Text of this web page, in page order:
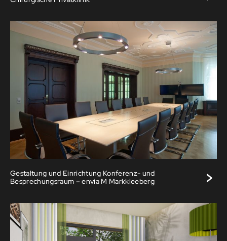
Gestaltung und Einrichtung Konferenz- und
Besprechungsraum – envia M Markkleeberg
>